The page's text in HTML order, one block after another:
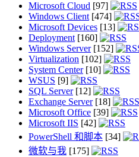
Microsoft Cloud [97]
Windows Client[474]
Microsoft Devices [13]
Deployment[160]
Windows Server[152]
Virtualization [102]
System Center[10]
WSUS [9]
SQL Server[12]
Exchange Server[18]
Microsoft Office [39]
Microsoft IIS [42]
PowerShell 和脚本 [34]
微软与我 [175]